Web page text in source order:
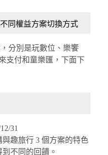
同權益方案切換方式
分別是玩數位、樂饗
支付和童樂匯，下面下
31
趣旅行 3 個方案的特色
不同的回饋。